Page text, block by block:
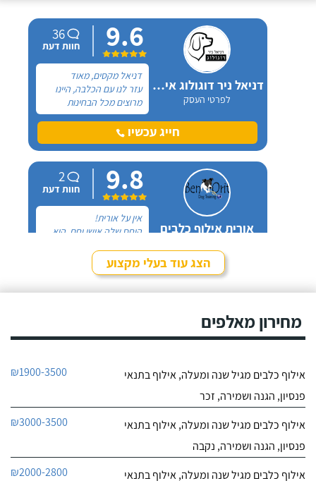
דניאל ניר דוגולוג אילוף כלבים
לפרטי העסק
9.6
36
חוות דעת
דניאל מקסים, מאוד
עזר לנו עם הכלבה, היינו
מרוצים מכל הבחינות
ואנחנו ממליצים בחום. יש
לנו כלבה שהיו לה בעיות
התנהגות שונות וזאת שהכי
אכילה מפח הזבל הביתי.
חייג עכשיו
אורית אילוף כלבים
9.8
2
חוות דעת
אין על אורית!
היחס שלה אישי וחם, היא
שאלה ובאמת שמגיעות לה
רק מחמאות. אל אורית
שנהיה בטוחים שאנחנו
חייג עכשיו
איילה נאור - פשוט מאלפת בחיפה
חייג עכשיו
0
0
חוות דעת
הצג עוד בעלי מקצוע
מחירון מאלפים
אילוף כלבים מגיל שנה ומעלה, אילוף בתנאי
פנסיון, הגנה ושמירה, זכר
₪1900-3500
אילוף כלבים מגיל שנה ומעלה, אילוף בתנאי
פנסיון, הגנה ושמירה, נקבה
₪3000-3500
אילוף כלבים מגיל שנה ומעלה, אילוף בתנאי
₪2000-2800